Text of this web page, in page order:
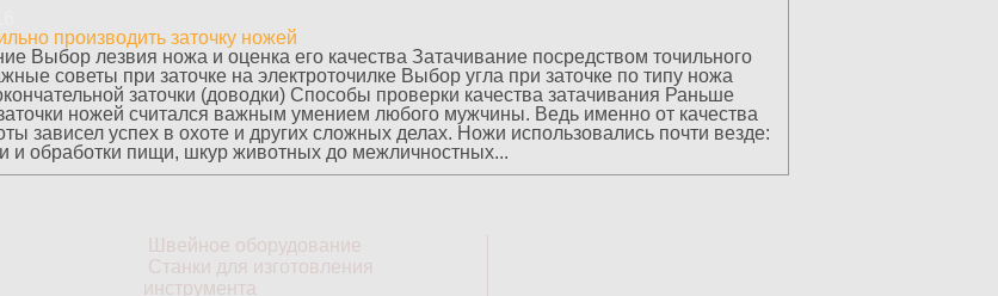
производить заточку ножей
Выбор лезвия ножа и оценка его качества Затачивание посредством точильного
советы при заточке на электроточилке Выбор угла при заточке по типу ножа
заточки (доводки) Способы проверки качества затачивания Раньше
ножей считался важным умением любого мужчины. Ведь именно от качества
зависел успех в охоте и других сложных делах. Ножи использовались почти везде:
и обработки пищи, шкур животных до межличностных...
Швейное оборудование
Станки для изготовления
инструмента